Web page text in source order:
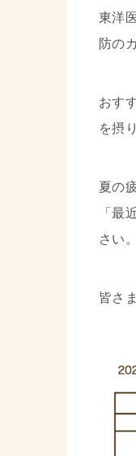
東洋
防の
おす
を摂
夏の
「最
さい。
皆さ